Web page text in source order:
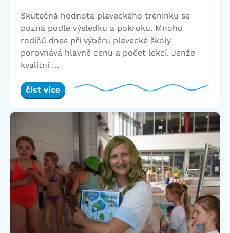
Skutečná hodnota plaveckého tréninku se
pozná podle výsledku a pokroku. Mnoho
rodičů dnes při výběru plavecké školy
porovnává hlavně cenu a počet lekcí. Jenže
kvalitní …
číst více